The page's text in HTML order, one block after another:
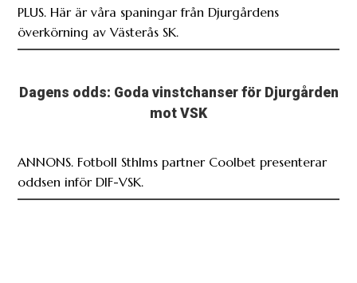
PLUS. Här är våra spaningar från Djurgårdens
överkörning av Västerås SK.
Dagens odds: Goda vinstchanser för Djurgården
mot VSK
ANNONS. Fotboll Sthlms partner Coolbet presenterar
oddsen inför DIF-VSK.